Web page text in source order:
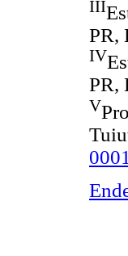
III
PR,
IV
PR,
V